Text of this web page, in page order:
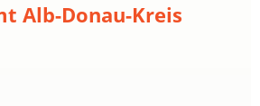
Alb-Donau-Kreis